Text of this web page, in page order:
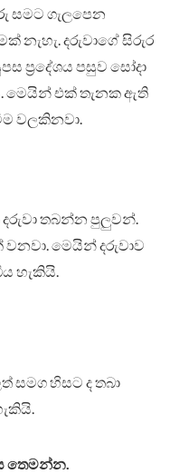
සමට ගැලපෙන
නැහැ. දරුවාගේ සිරුර
ප්‍රදේශය පසුව සෝදා
මෙයින් එක් තැනක ඇති
වලකිනවා.
දරුවා තබන්න පුලුවන්.
වනවා. මෙයින් දරුවාව
හැකියි.
සමග හිසට ද තබා
තෙමන්න.